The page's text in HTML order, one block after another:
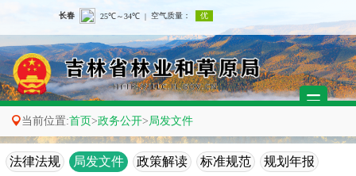
当前位置:首页>政务公开> 局发文件
法律法规 局发文件 政策解读 标准规范 规划年报